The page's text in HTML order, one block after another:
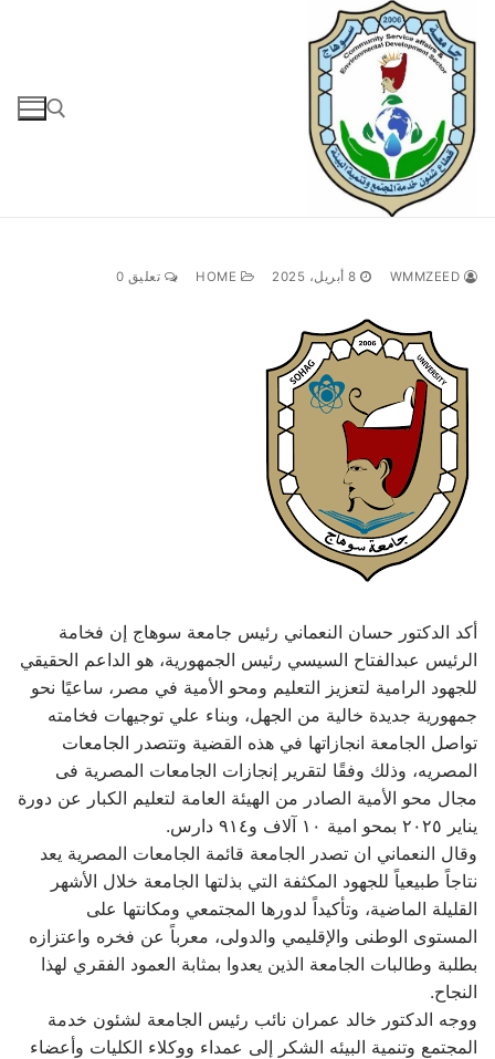
التجاوز
إلى
المحتوى
8 أبريل، 2025 تعليق 0
أكد الدكتور حسان النعماني رئيس جامعة سوهاج إن فخامة
الرئيس عبدالفتاح السيسي رئيس الجمهورية، هو الداعم الحقيقي
للجهود الرامية لتعزيز التعليم ومحو الأمية في مصر، ساعيًا نحو
جمهورية جديدة خالية من الجهل، وبناء علي توجيهات فخامته
تواصل الجامعة انجازاتها في هذه القضية وتتصدر الجامعات
المصريه، وذلك وفقًا لتقرير إنجازات الجامعات المصرية فى
مجال محو الأمية الصادر من الهيئة العامة لتعليم الكبار عن دورة
يناير ٢٠٢٥ بمحو امية ١٠ آلاف و٩١٤ دارس.
وقال النعماني ان تصدر الجامعة قائمة الجامعات المصرية يعد
نتاجاً طبيعياً للجهود المكثفة التي بذلتها الجامعة خلال الأشهر
القليلة الماضية، وتأكيداً لدورها المجتمعي ومكانتها على
المستوى الوطنى والإقليمي والدولى، معرباً عن فخره واعتزازه
بطلبة وطالبات الجامعة الذين يعدوا بمثابة العمود الفقري لهذا
النجاح.
ووجه الدكتور خالد عمران نائب رئيس الجامعة لشئون خدمة
المجتمع وتنمية البيئه الشكر إلى عمداء ووكلاء الكليات وأعضاء